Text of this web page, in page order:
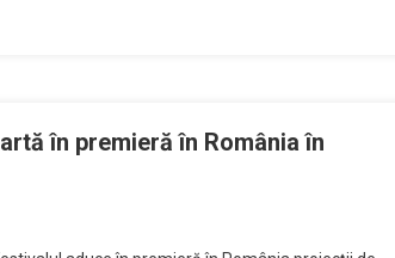
în premieră în România în